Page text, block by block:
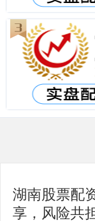
湖南股票配
享，风险共